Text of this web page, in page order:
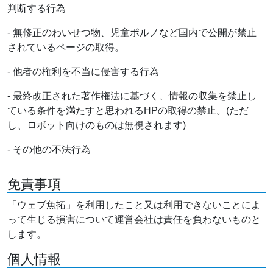
判断する行為
- 無修正のわいせつ物、児童ポルノなど国内で公開が禁止
されているページの取得。
- 他者の権利を不当に侵害する行為
- 最終改正された著作権法に基づく、情報の収集を禁止し
ている条件を満たすと思われるHPの取得の禁止。(ただ
し、ロボット向けのものは無視されます)
- その他の不法行為
免責事項
「ウェブ魚拓」を利用したこと又は利用できないことによ
って生じる損害について運営会社は責任を負わないものと
します。
個人情報